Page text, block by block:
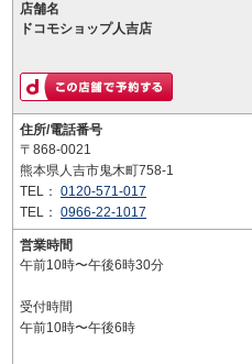
店舗名
ドコモショップ人吉店
住所/電話番号
〒868-0021
熊本県人吉市鬼木町758-1
TEL： 0120-571-017
TEL： 0966-22-1017
営業時間
午前10時〜午後6時30分
受付時間
午前10時〜午後6時